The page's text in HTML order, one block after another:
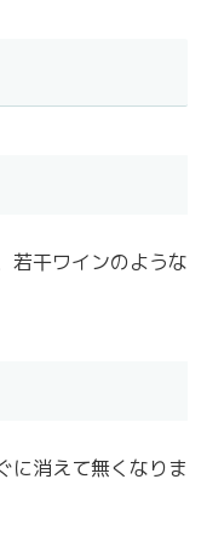
若干ワインのような
に消えて無くなりま